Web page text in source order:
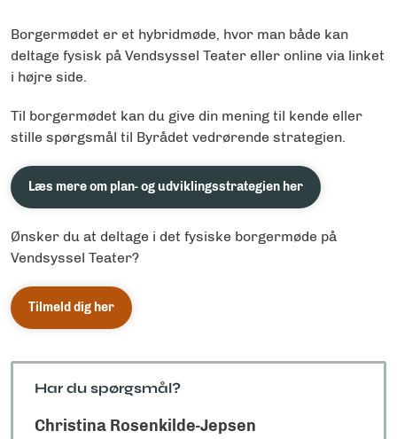
Borgermødet er et hybridmøde, hvor man både kan
deltage fysisk på Vendsyssel Teater eller online via linket
i højre side.
Til borgermødet kan du give din mening til kende eller
stille spørgsmål til Byrådet vedrørende strategien.
Læs mere om plan- og udviklingsstrategien her
Ønsker du at deltage i det fysiske borgermøde på
Vendsyssel Teater?
Tilmeld dig her
Har du spørgsmål?
Christina Rosenkilde-Jepsen